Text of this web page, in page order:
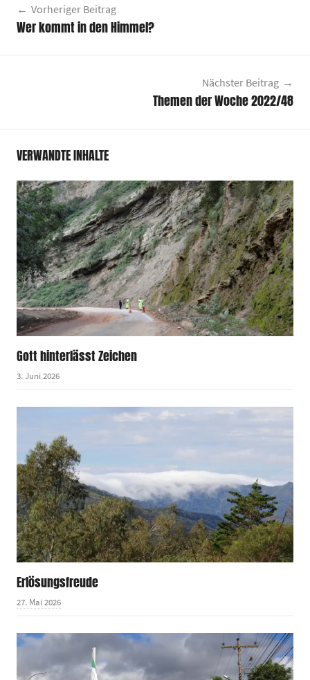
Vorheriger Beitrag
Wer kommt in den Himmel?
Nächster Beitrag
Themen der Woche 2022/48
VERWANDTE INHALTE
Gott hinterlässt Zeichen
3. Juni 2026
Erlösungsfreude
27. Mai 2026